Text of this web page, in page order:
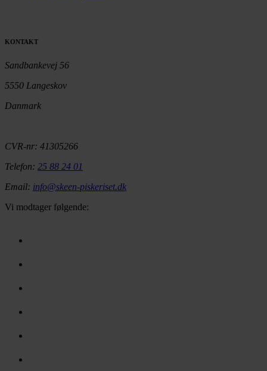
KONTAKT
Sandbankevej 56
5550 Langeskov
Danmark
CVR-nr: 41305266
Telefon: 25 88 24 01
Email: info@skeen-piskeriset.dk
Vi modtager følgende: